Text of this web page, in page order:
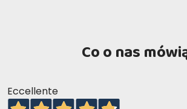
Co o nas
Eccellente